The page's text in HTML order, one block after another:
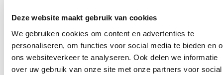
Deze website maakt gebruik van cookies
We gebruiken cookies om content en advertenties te
personaliseren, om functies voor social media te bieden en
ons websiteverkeer te analyseren. Ook delen we informatie
over uw gebruik van onze site met onze partners voor social
Gents gemeenteraadslid Stijn De Roo (cd&v) vroeg de
burgemeester hoe hij de inzet van de lokfiets evalueert.
Hierover verscheen een artikel in VRT NWS.
In de pers